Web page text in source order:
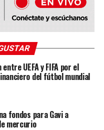
preocupados por las
que han hecho
empleados del duque y
el Palacio de
equipo de Recursos
circunstancias descritas
británica tras conocer la
de la duquesa.
duques en aquel
UEFA y FIFA por el
del fútbol mundial
fondos para Gavi a
mercurio